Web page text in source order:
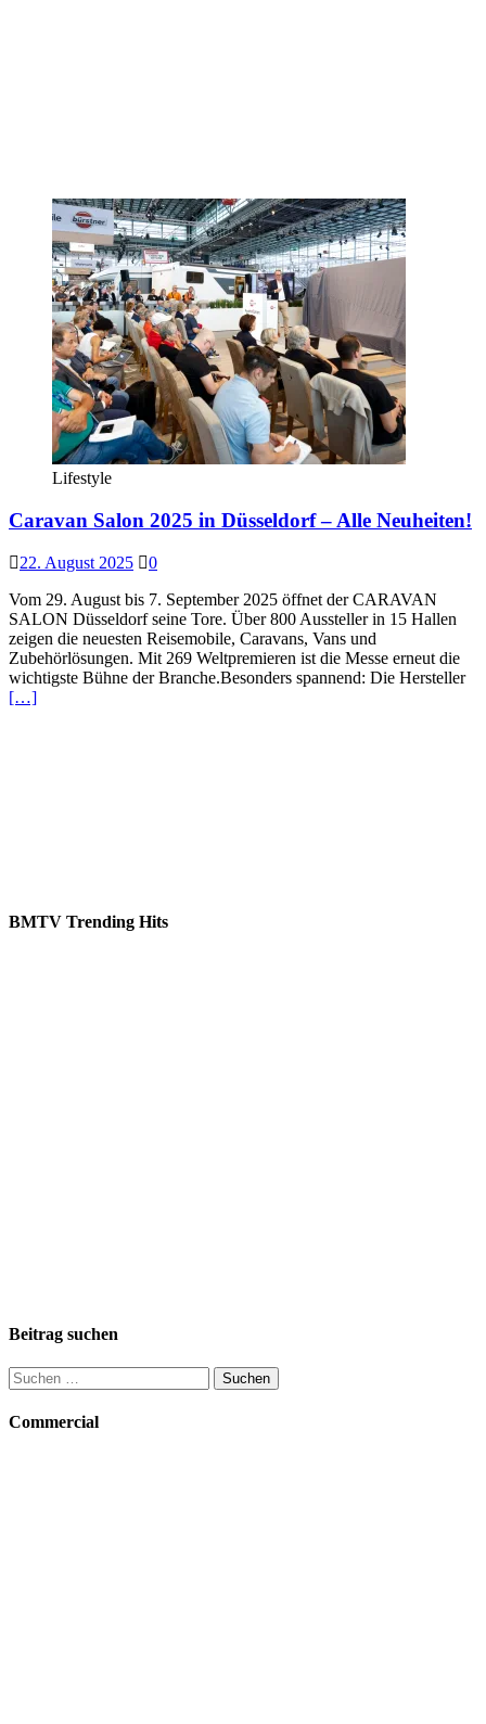
Lifestyle
Caravan Salon 2025 in Düsseldorf – Alle Neuheiten!
22. August 2025
0
Vom 29. August bis 7. September 2025 öffnet der CARAVAN
SALON Düsseldorf seine Tore. Über 800 Aussteller in 15 Hallen
zeigen die neuesten Reisemobile, Caravans, Vans und
Zubehörlösungen. Mit 269 Weltpremieren ist die Messe erneut die
wichtigste Bühne der Branche.Besonders spannend: Die Hersteller
[…]
BMTV Trending Hits
Beitrag suchen
Suchen
nach:
Commercial